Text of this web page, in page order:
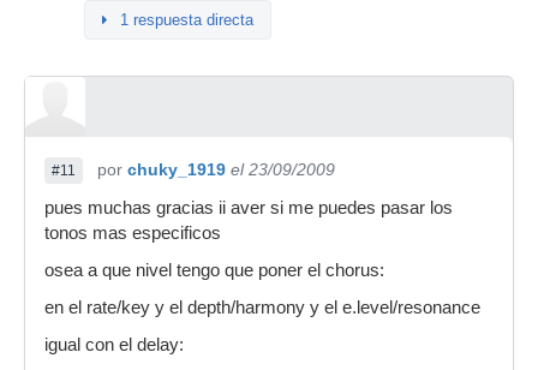
1 respuesta directa
#11 por chuky_1919 el 23/09/2009
pues muchas gracias ii aver si me puedes pasar los
tonos mas especificos
osea a que nivel tengo que poner el chorus:
en el rate/key y el depth/harmony y el e.level/resonance
igual con el delay: